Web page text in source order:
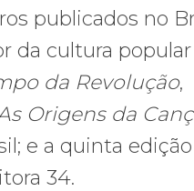
publicados no
da cultura popular
da Revolução,
Origens da
e a quinta edição
34.